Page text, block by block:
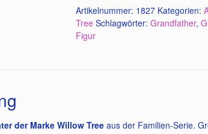
Artikelnummer: 1827 Kategorien:
Tree Schlagwörter:Grandfather,
Figur
der Marke Willow Treeaus der Familien-Serie.